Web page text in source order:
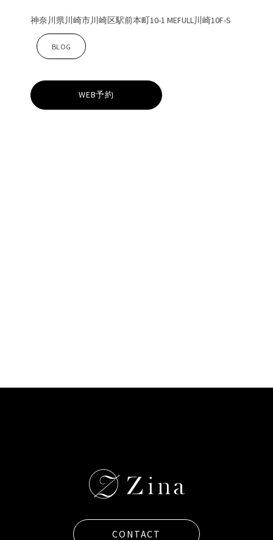
神奈川県川崎市川崎区駅前本町10-1 MEFULL川崎10F-S
Z
i
BLOG
WEB予約
CONTACT